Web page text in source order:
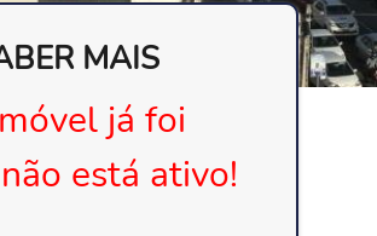
MAIS
já foi
está ativo!